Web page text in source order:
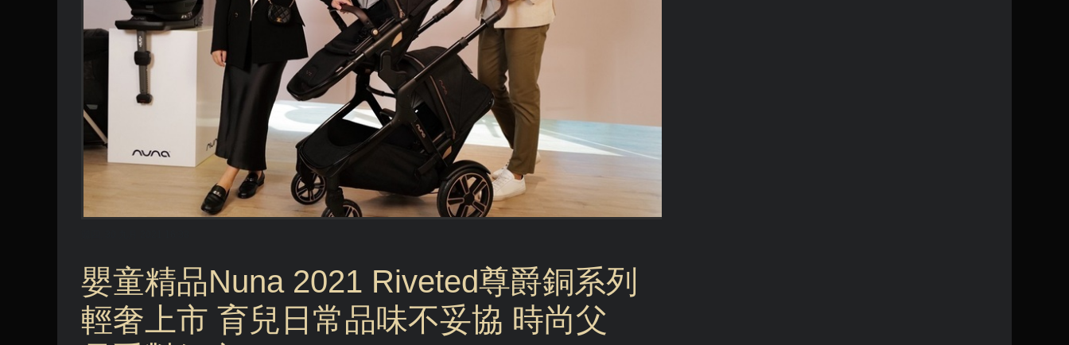
嬰童精品Nuna 2021 Riveted尊爵銅系列
輕奢上市 育兒日常品味不妥協 時尚父